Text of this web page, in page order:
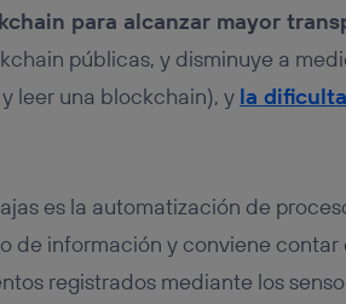
para alcanzar mayor
públicas, y disminuye a
leer una blockchain), y la
es la automatización de
de información y conviene
registrados mediante los